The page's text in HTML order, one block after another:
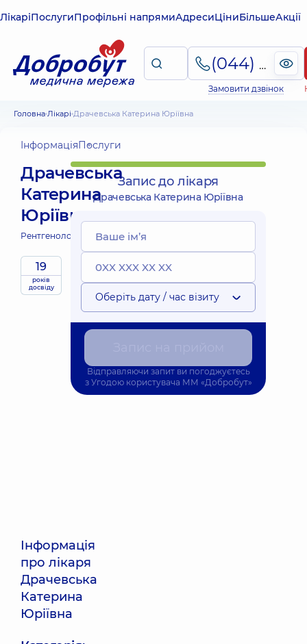
ЛікаріПослугиПрофільні напрямиАдресиЦіниБільшеАкції
(044) 495-2-888
Замовити дзвінок
Головна Лікарі Драчевська Катерина Юріївна
ІнформаціяПослуги
Драчевська
Катерина
Юріївна
Рентгенолог;
19
років
досвіду
Інформація
про лікаря
Драчевська
Катерина
Юріївна
Запис до лікаря
Драчевська Катерина Юріївна
Оберіть дату / час візиту
Відправляючи запит ви погоджуєтесь
з Угодою користувача ММ «Добробут»